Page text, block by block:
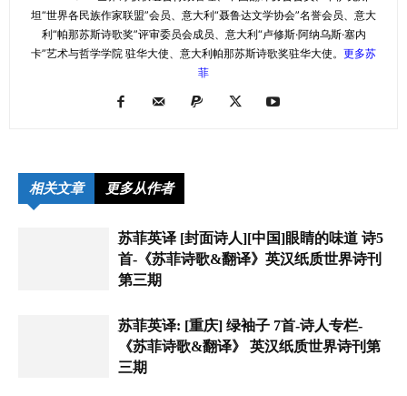
坦“世界各民族作家联盟”会员、意大利“聂鲁达文学协会”名誉会员、意大
利“帕那苏斯诗歌奖”评审委员会成员、意大利“卢修斯·阿纳乌斯·塞内
卡”艺术与哲学学院 驻华大使、意大利帕那苏斯诗歌奖驻华大使。 更多苏
菲
相关文章 更多从作者
苏菲英译 [封面诗人][中国]眼睛的味道 诗5
首-《苏菲诗歌&翻译》英汉纸质世界诗刊
第三期
苏菲英译: [重庆] 绿袖子 7首-诗人专栏-
《苏菲诗歌&翻译》 英汉纸质世界诗刊第
三期